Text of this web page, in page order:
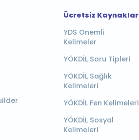
Ücretsiz Kaynaklar
YDS Önemli
Kelimeler
YÖKDİL Soru Tipleri
YÖKDİL Sağlık
Kelimeleri
YÖKDİL Fen Kelimeleri
YÖKDİL Sosyal
Kelimeleri